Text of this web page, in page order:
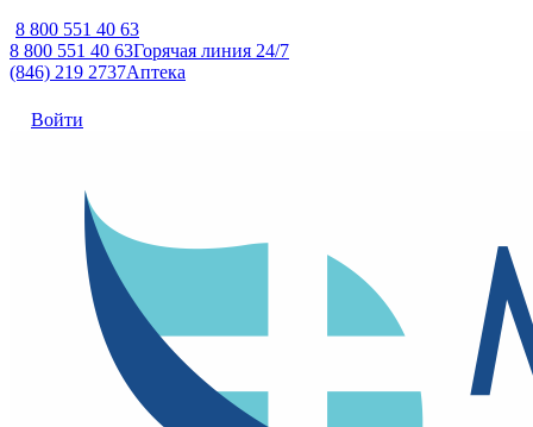
8 800 551 40 63
8 800 551 40 63Горячая линия 24/7
(846) 219 2737Аптека
Войти